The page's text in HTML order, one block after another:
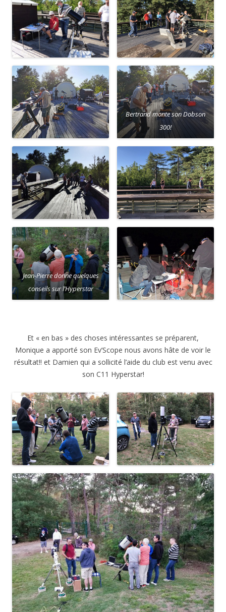
Bertrand monte son Dobson
300!
Jean-Pierre donne quelques
conseils sur l’Hyperstar
Et « en bas » des choses intéressantes se préparent,
Monique a apporté son Ev’Scope nous avons hâte de voir le
résultat!! et Damien qui a sollicité l’aide du club est venu avec
son C11 Hyperstar!